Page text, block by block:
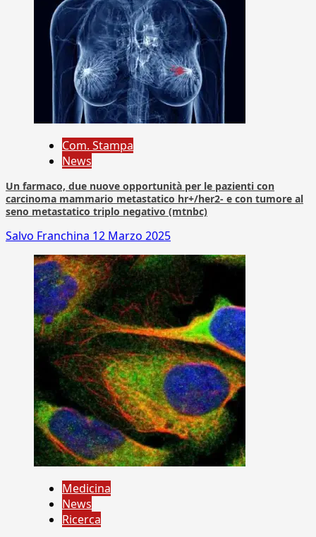
Com. Stampa
News
Un farmaco, due nuove opportunità per le pazienti con
carcinoma mammario metastatico hr+/her2- e con tumore al
seno metastatico triplo negativo (mtnbc)
Salvo Franchina 12 Marzo 2025
Medicina
News
Ricerca